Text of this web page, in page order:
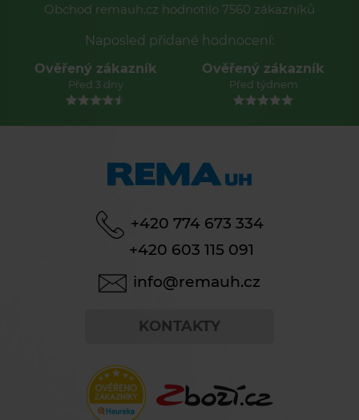
Obchod remauh.cz hodnotilo 7560 zákazníků
Naposled přidané hodnocení:
Ověřený zákazník
Před 3 dny
Ověřený zákazník
Před týdnem
+420 774 673 334
+420 603 115 091
info@remauh.cz
KONTAKTY